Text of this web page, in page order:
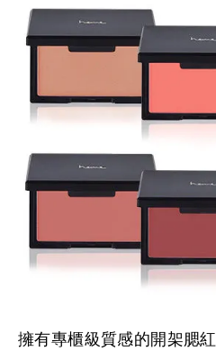
擁有專櫃級質感的開架腮紅